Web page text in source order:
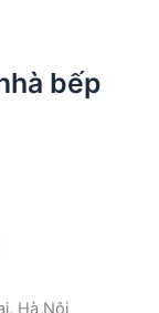
bếp
Hà Nội